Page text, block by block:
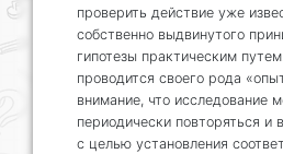
проверить действие уже
собственно выдвинутого
гипотезы практическим
проводится своего рода
внимание, что исследование
периодически повторяться и
с целью установления